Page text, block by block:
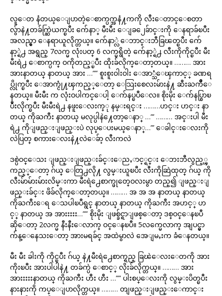
လူေတ နံတယ္ေျပာတဲ့ေစာက္ပက္အနံ႔ကကို လီးေတာင္ေစတာ
လွ်ာနဲ႔တခ်က္ဆြဲယက္ၿပီး က်ေနာ္ မီးမီး ေျခ၂ေခ်ာင္းကို ေနရာခ်ၿပီး
အလည္မွာ ေနရာယူလိုက္တယ္။ က်ေနာ္လဲ ေဘာင္းဘီခြၽတ္ၿပီး က်ေ
နာ့္ရဲ႕ အရွည္ 7လက္မ လုံးပတ္ 6 လက္မရွိတဲ့ က်ေနာ့္ရဲ႕ လီးကိုကိုင္ၿပီး မီး
မီးရဲ႕ ေစာက္ပက္ ဝကိုတည့္ၿပီး ထိုးခ်လိုက္ေတာ့တယ္။ ……… အား
အားနာတယ္ နာတယ္ အား …”” စူးစူးဝါးဝါး ေအာ္သံေၾကာင့္ ခဏရ
ပ္လိုက္ၿပီး ေအာက္ငုံ႔ၾကည့္ေတာ့ ေသြးစေလးမ်ားနဲ႔ ဆီးႀကိဳေ
နတယ္။ မီးမီး က လုံးဝပါကင္ေပါ့ ေက်နပ္ၿပီေလ။ စိုးမိုး ေက်နပ္စြာၿ
ပဳံးလိုက္ၿပီး မီးမီးရဲ႕ နဖူးေလးက္ု နမ္းရင္း ………ဟင္း ဟင္း နာ
တယ္ ကိုႀကီး နာတယ္ မလုပ္ပါနဲ႔ေတာ့ေနာ္ …”’ ……… အင္းပါ မီး
ရဲ႕ ကိုျဖည္းျဖည္းပဲ လုပ္ေပးမယ္ေနာ္…”’ ေခါင္းေလးကို
လဲပြတ္ စကားေလးနဲ႔လဲေခ်ာ့ လီးကလဲ
ဒစ္ပဲဝင္ေသး ျဖည္းျဖည္းခ်င္းေညႇာင့္ရင္း ေဘးဘီလွည့္ၾ
ကည့္ေတာ့ ဂ်ယ္ ေတြ႕လို႔ လွမ္းယူၿပီး လီးကိုဆြဲထုတ္ ဂ်ယ္ ကို
လီးမ်ာမ်ားမ်ားလိမ္းကာ မီးရဲ႕ေစာက္ဖုတ္ဝေလးမွာ တည္၍ ျဖည္းျ
ဖည္းခ်င္း ဖိခ်လိုက္ေတာ့တယ္။ ……… အ အ အ နာတယ္ နာတယ္
ကိုႀကီးေရ ေသပါၿပီရွင္ နာတယ္ နာတယ္ ကိုႀကီး အဟင့္ ဟ
င့္ နာတယ္ အ အားးးးး…”” စိုးမိုး ျဖစ္ခ်င္ရာျဖစ္ေတာ့ ဒစ္ဝင္ေနၿပီ
ဆိုေတာ့ 2လက္မ နီးနီးေလာက္ ဝင္ေနၿပီ။ 5လက္မေလာက္ အျပင္မွာ
က်န္ေနေသးေတာ့ အားမရခ်င္ အထဲမွာလဲ အေျမႇးက ခံေနတယ္။
မီး မီး ခါးကို ကိုင္ၿပီး ဂ်ယ္ နဲ႔မီးရဲ႕ေစာက္ရည္ ခြၽဲေလးေတကို အား
ကိုးၿပီး အားပါပါနဲ႔ တခ်က္ပဲ ေစာင့္ လိုးခ်လိုက္တယ္။ ……… အား
အားးးးးနာတယ္ ကိုႀကီး ဟီး ဟီး …”” ပါးစပ္ေလးကို လွမ္းပိတ္ၿပီး
နားနားကို ကပ္ေျပာလိုက္တယ္။ ……… တျဖည္းျဖည္းေကာင္း